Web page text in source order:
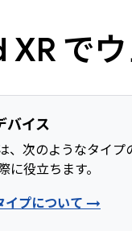
で
バイス
、次のようなタイ
に役立ちます。
イプについて →